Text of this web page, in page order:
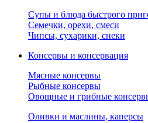
Супы и блюда быстрого
Семечки, орехи, смеси
Чипсы, сухарики, снеки
Консервы и консервация
Мясные консервы
Рыбные консервы
Овощные и грибные
Оливки и маслины, каперсы